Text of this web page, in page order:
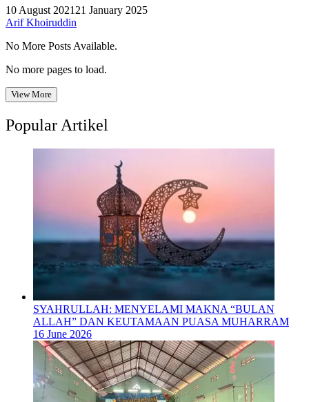
10 August 2021 21 January 2025
Arif Khoiruddin
No More Posts Available.
No more pages to load.
View More
Popular Artikel
SYAHRULLAH: MENYELAMI MAKNA “BULAN
ALLAH” DAN KEUTAMAAN PUASA MUHARRAM
16 June 2026